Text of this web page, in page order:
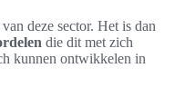
deze sector. Het is dan
die dit met zich
kunnen ontwikkelen in